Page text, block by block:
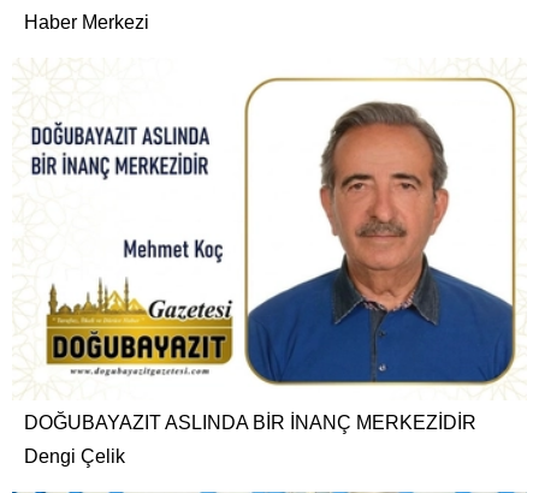
Haber Merkezi
DOĞUBAYAZIT ASLINDA BİR İNANÇ MERKEZİDİR
Dengi Çelik